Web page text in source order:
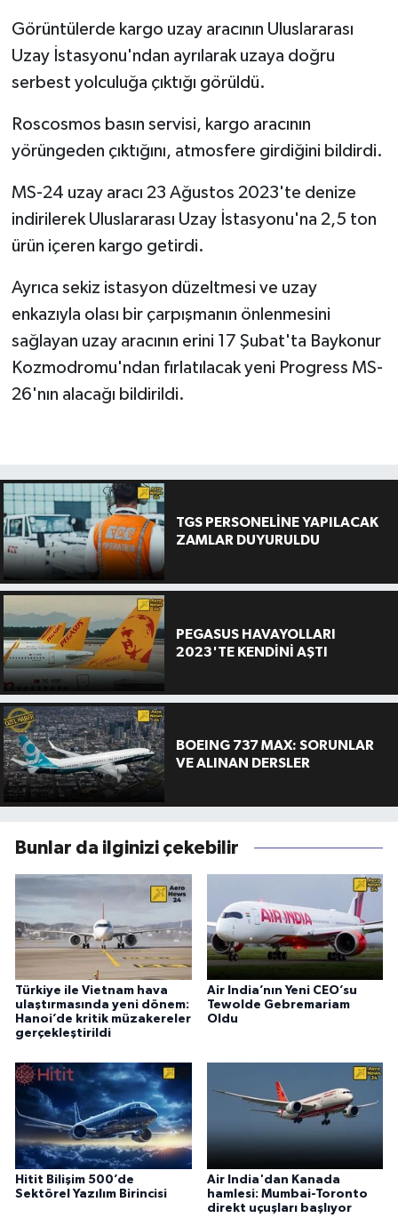
Görüntülerde kargo uzay aracının Uluslararası
Uzay İstasyonu'ndan ayrılarak uzaya doğru
serbest yolculuğa çıktığı görüldü.
Roscosmos basın servisi, kargo aracının
yörüngeden çıktığını, atmosfere girdiğini bildirdi.
MS-24 uzay aracı 23 Ağustos 2023'te denize
indirilerek Uluslararası Uzay İstasyonu'na 2,5 ton
ürün içeren kargo getirdi.
Ayrıca sekiz istasyon düzeltmesi ve uzay
enkazıyla olası bir çarpışmanın önlenmesini
sağlayan uzay aracının erini 17 Şubat'ta Baykonur
Kozmodromu'ndan fırlatılacak yeni Progress MS-
26'nın alacağı bildirildi.
TGS PERSONELİNE YAPILACAK
ZAMLAR DUYURULDU
PEGASUS HAVAYOLLARI
2023'TE KENDİNİ AŞTI
BOEING 737 MAX: SORUNLAR
VE ALINAN DERSLER
Bunlar da ilginizi çekebilir
Türkiye ile Vietnam hava
ulaştırmasında yeni dönem:
Hanoi’de kritik müzakereler
gerçekleştirildi
Air India’nın Yeni CEO’su
Tewolde Gebremariam
Oldu
Hitit Bilişim 500’de
Sektörel Yazılım Birincisi
Air India'dan Kanada
hamlesi: Mumbai-Toronto
direkt uçuşları başlıyor